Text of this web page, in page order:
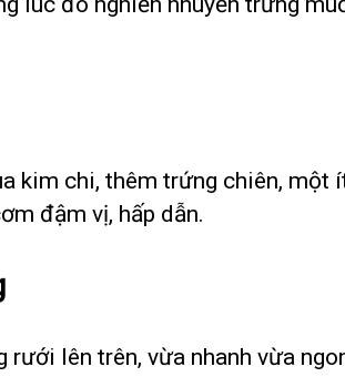
kim chi, thêm trứng chiên, một
đậm vị, hấp dẫn.
lên trên, vừa nhanh vừa